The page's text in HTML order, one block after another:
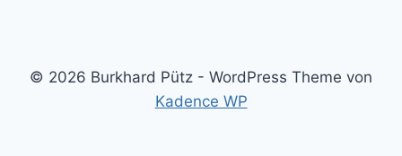
© 2026 Burkhard Pütz - WordPress Theme von
Kadence WP